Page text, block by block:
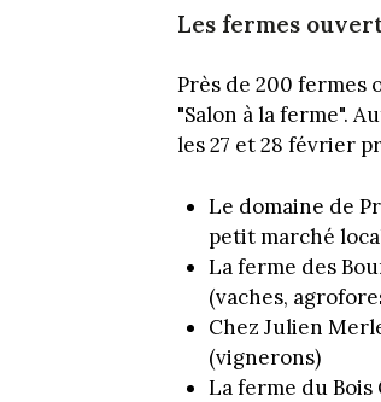
Les fermes
Près de 200
"Salon à la ferme".
les 27 et 28 février
Le domaine de
petit marché
La ferme des
(vaches,
Chez Julien
(vignerons)
La ferme du Bois